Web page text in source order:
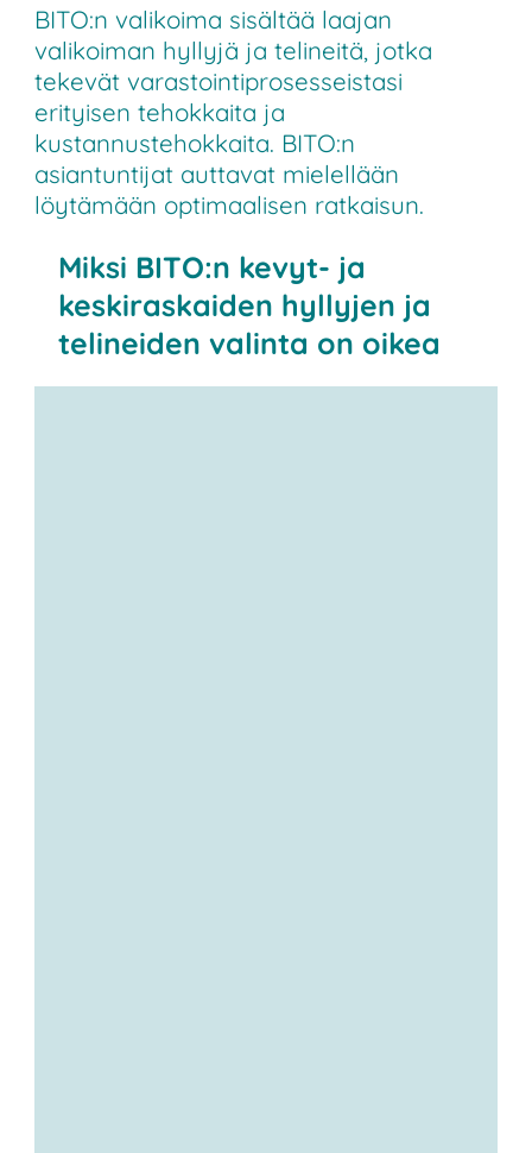
BITO:n valikoima sisältää laajan
valikoiman hyllyjä ja telineitä, jotka
tekevät varastointiprosesseistasi
erityisen tehokkaita ja
kustannustehokkaita. BITO:n
asiantuntijat auttavat mielellään
löytämään optimaalisen ratkaisun.
Miksi BITO:n kevyt- ja
keskiraskaiden hyllyjen ja
telineiden valinta on oikea